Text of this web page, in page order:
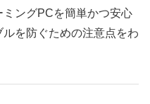
ングPCを簡単かつ安心
を防ぐための注意点をわ